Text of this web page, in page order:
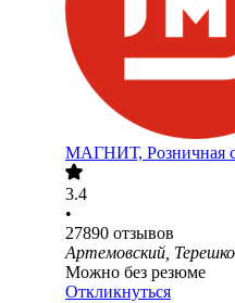
МАГНИТ, Розничная
3.4
•
27890 отзывов
Артемовский,
Можно без резюме
Откликнуться